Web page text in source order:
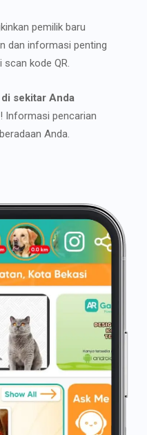
pemilik baru
dan informasi penting
scan kode QR.
sekitar Anda
Informasi pencarian
Anda.